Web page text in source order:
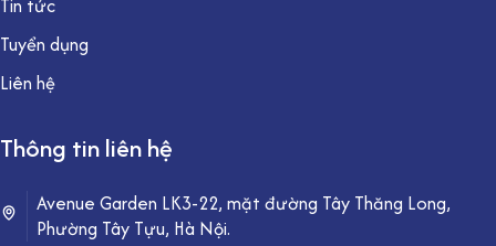
Tin tức
Tuyển dụng
Liên hệ
Thông tin liên hệ
Avenue Garden LK3-22, mặt đường Tây Thăng Long,
Phường Tây Tựu, Hà Nội.